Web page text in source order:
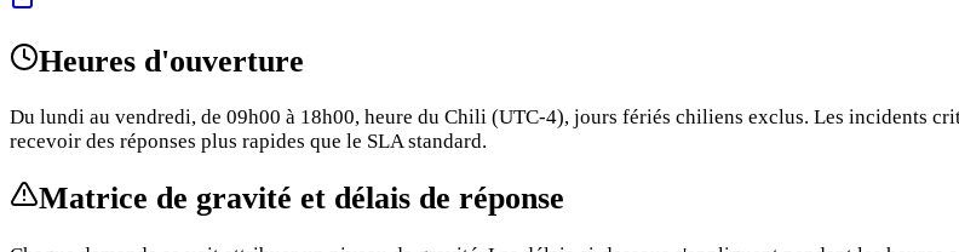
Heures d'ouverture
Du lundi au vendredi, de 09h00 à 18h00, heure du Chili (UTC-4), jours fériés chiliens exclus. Les incidents
recevoir des réponses plus rapides que le SLA standard.
Matrice de gravité et délais de réponse